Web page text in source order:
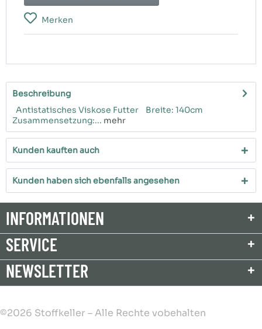
Merken
Beschreibung
Antistatisches Viskose Futter Breite: 140cm
Zusammensetzung:... mehr
Kunden kauften auch
Kunden haben sich ebenfalls angesehen
INFORMATIONEN
SERVICE
NEWSLETTER
©2026 Stoffkeller – Alle Rechte vobehalten